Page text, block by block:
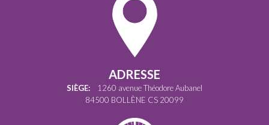
ADRESSE
SIÈGE: 1260 avenue Théodore Aubanel
84500 BOLLÈNE CS 20099